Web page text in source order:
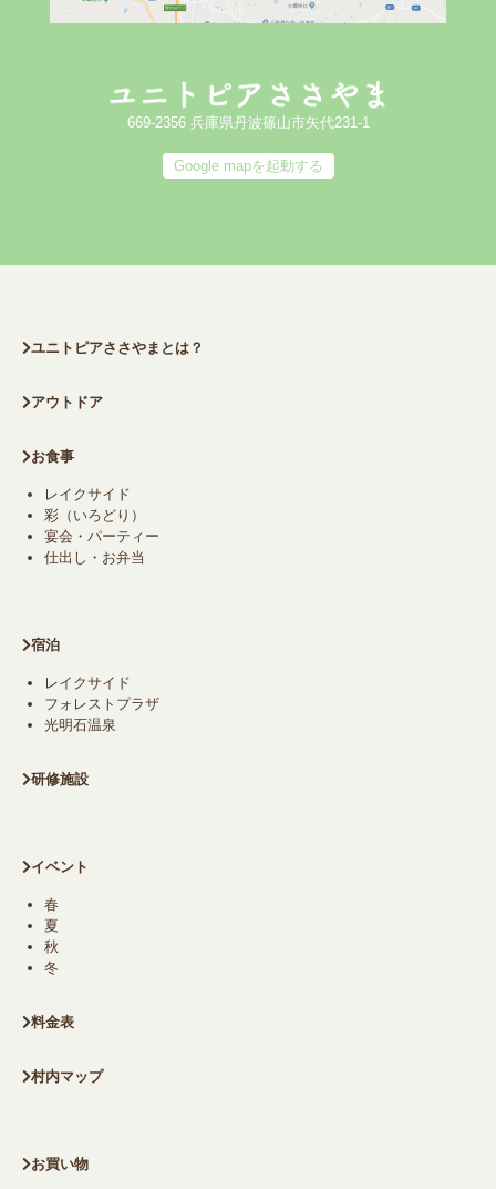
669-2356 兵庫県丹波篠山市矢代231-1
Google mapを起動する
ユニトピアささやまとは？
アウトドア
お食事
レイクサイド
彩（いろどり）
宴会・パーティー
仕出し・お弁当
宿泊
レイクサイド
フォレストプラザ
光明石温泉
研修施設
イベント
春
夏
秋
冬
料金表
村内マップ
お買い物